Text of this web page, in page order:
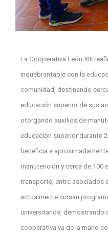
La Cooperativa León XIII
inquebrantable con la
comunidad, destinando
educación superior de sus
otorgando auxilios de
educación superior durante
beneficia a
manutención y cerca de
transporte, entre asociados
actualmente cursan
universitarios, demostrando
cooperativa va de la mano